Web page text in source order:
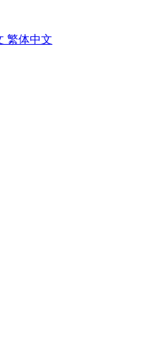
繁体中文